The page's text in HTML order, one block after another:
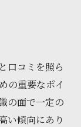
口コミを照ら
の重要なポイ
の面で一定の
い傾向にあり